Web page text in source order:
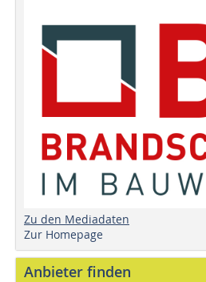
Zu den Mediadaten
Zur Homepage
Anbieter finden